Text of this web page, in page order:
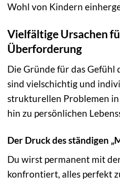
Wohl von Kindern
Vielfältige Ursachen
Überforderung
Die Gründe für das
sind vielschichtig und
strukturellen Problemen in
hin zu persönlichen
Der Druck des ständigen
Du wirst permanent mit
konfrontiert, alles perfekt